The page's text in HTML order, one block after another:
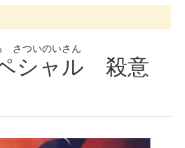
さついのいさん
シャル 殺意